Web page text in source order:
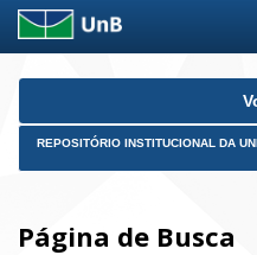
Skip
REPOSITÓRIO INSTITUCIONAL DA
Página de Busca